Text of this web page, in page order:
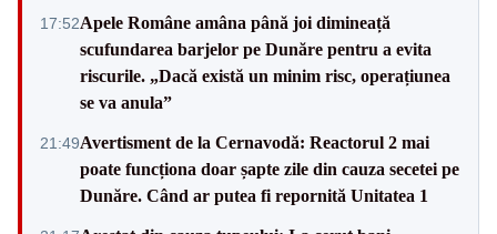
17:52Apele Române amâna până joi dimineață
scufundarea barjelor pe Dunăre pentru a evita
riscurile. „Dacă există un minim risc, operațiunea
se va anula”
21:49Avertisment de la Cernavodă: Reactorul 2 mai
poate funcționa doar șapte zile din cauza secetei pe
Dunăre. Când ar putea fi repornită Unitatea 1